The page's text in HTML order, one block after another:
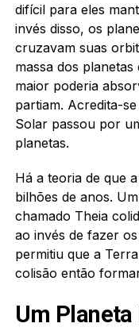
difícil para eles
invés disso, os
cruzavam suas
massa dos
maior poderia
partiam. Acredita-
Solar passou por
planetas.
Há a teoria de que
bilhões de anos.
chamado Theia
ao invés de fazer
permitiu que a
colisão então
Um Planeta